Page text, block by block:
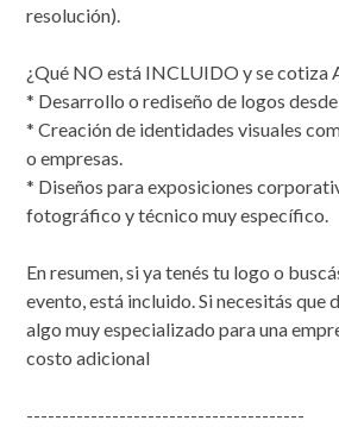
resolución).
¿Qué NO está INCLUIDO y se cotiza
* Desarrollo o rediseño de logos desde
* Creación de identidades visuales
o empresas.
* Diseños para exposiciones
fotográfico y técnico muy específico.
En resumen, si ya tenés tu logo o
evento, está incluido. Si necesitás que
algo muy especializado para una
costo adicional
---------------------------------------